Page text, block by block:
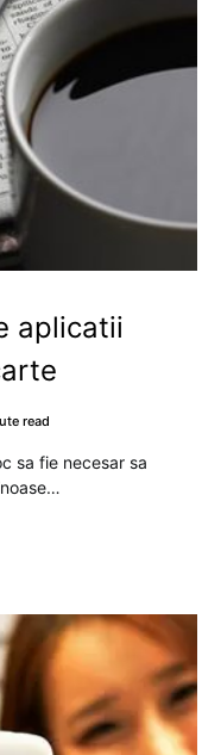
aplicatii
read
sa fie necesar sa